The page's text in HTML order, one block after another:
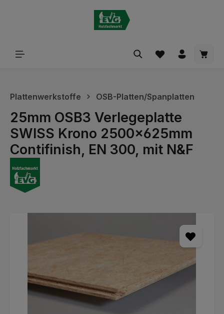
Plattenwerkstoffe OSB-Platten/Spanplatten
25mm OSB3 Verlegeplatte
SWISS Krono 2500x625mm
Contifinish, EN 300, mit N&F